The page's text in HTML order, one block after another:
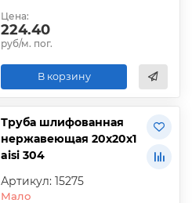
Цена:
224.40
руб/м. пог.
В корзину
Труба шлифованная
нержавеющая 20х20х1
aisi 304
Артикул: 15275
Мало